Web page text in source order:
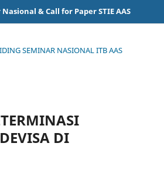
& Call for Paper STIE AAS
SEMINAR NASIONAL ITB AAS
DI